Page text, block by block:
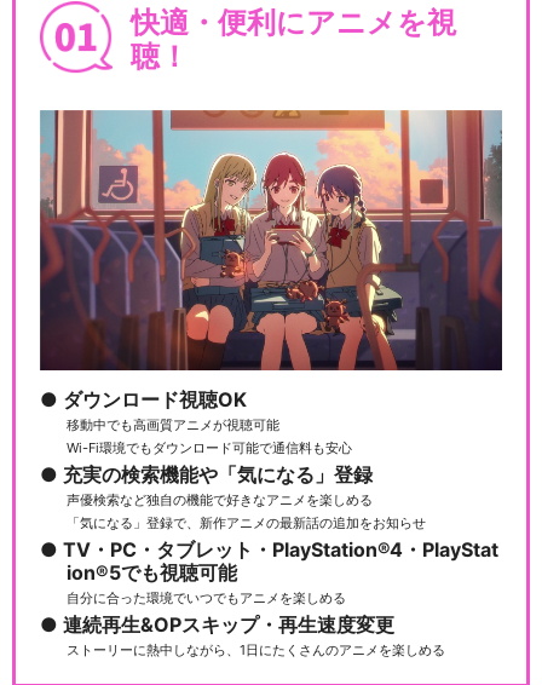
快適・便利にアニメを視
聴！
ダウンロード視聴OK
移動中でも高画質アニメが視聴可能
Wi-Fi環境でもダウンロード可能で通信料も安心
充実の検索機能や「気になる」登録
声優検索など独自の機能で好きなアニメを楽しめる
「気になる」登録で、新作アニメの最新話の追加をお知らせ
TV・PC・タブレット・PlayStation®4・PlayStat
ion®5でも視聴可能
自分に合った環境でいつでもアニメを楽しめる
連続再生&OPスキップ・再生速度変更
ストーリーに熱中しながら、1日にたくさんのアニメを楽しめる